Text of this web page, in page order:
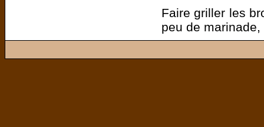
Faire griller les
peu de